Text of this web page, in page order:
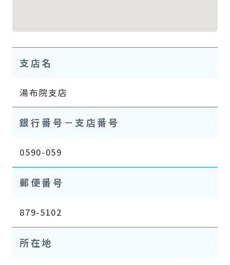
支店名
湯布院支店
銀行番号－支店番号
0590-059
郵便番号
879-5102
所在地